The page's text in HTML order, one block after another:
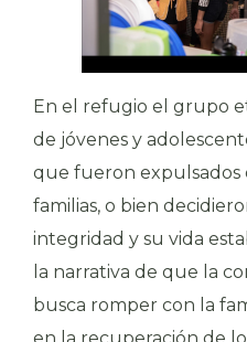
En el refugio el grupo
de jóvenes y
que fueron expulsados
familias, o bien
integridad y su vida
la narrativa de que la
busca romper con la